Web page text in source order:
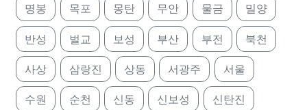
명봉 목포 몽탄 무안 물금 밀양
반성 벌교 보성 부산 부전 북천
사상 삼랑진 상동 서광주 서울
수원 순천 신동 신보성 신탄진